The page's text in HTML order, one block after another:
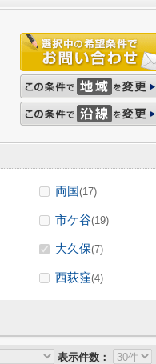
両国(17)
市ケ谷(19)
大久保(7)
西荻窪(4)
表示件数：